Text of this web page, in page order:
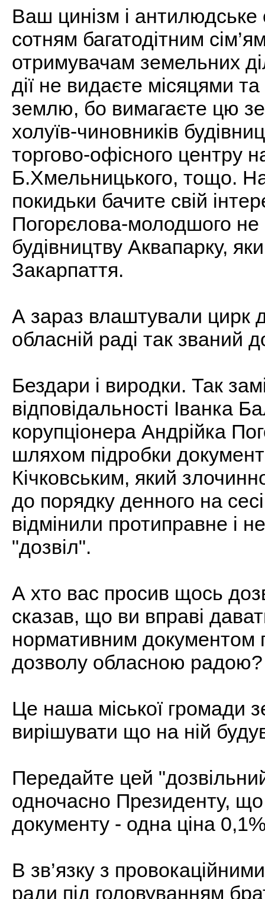
Ваш цинізм і антилюдське
сотням багатодітним
отримувачам земельних
дії не видаєте місяцями
землю, бо вимагаєте цю
холуїв-чиновників
торгово-офісного центру
Б.Хмельницького, тощо.
покидьки бачите свій
Погорєлова-молодшого не
будівництву Аквапарку,
Закарпаття.
А зараз влаштували цирк
обласній раді так званий
Бездари і виродки. Так
відповідальності Іванка
корупціонера Андрійка
шляхом підробки
Кічковським, який
до порядку денного на
відмінили протиправне і
"дозвіл".
А хто вас просив щось
сказав, що ви вправі
нормативним документом
дозволу обласною радою?
Це наша міської громади
вирішувати що на ній
Передайте цей
одночасно Президенту,
документу - одна ціна
В зв’язку з
ради під головуванням